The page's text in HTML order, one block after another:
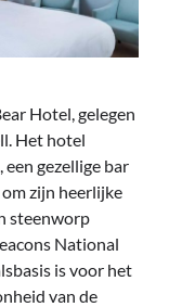
Hotel, gelegen
Het hotel
gezellige bar
zijn heerlijke
steenworp
National
is voor het
van de